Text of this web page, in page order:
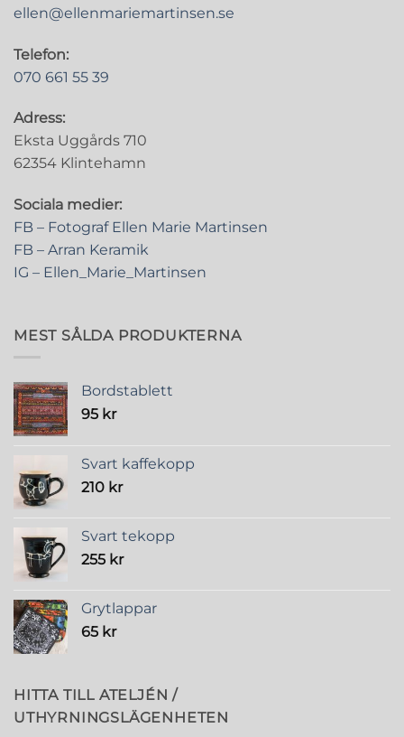
ellen@ellenmariemartinsen.se
Telefon:
070 661 55 39
Adress:
Eksta Uggårds 710
62354 Klintehamn
Sociala medier:
FB – Fotograf Ellen Marie Martinsen
FB – Arran Keramik
IG – Ellen_Marie_Martinsen
MEST SÅLDA PRODUKTERNA
Bordstablett
95 kr
Svart kaffekopp
210 kr
Svart tekopp
255 kr
Grytlappar
65 kr
HITTA TILL ATELJÉN /
UTHYRNINGSLÄGENHETEN